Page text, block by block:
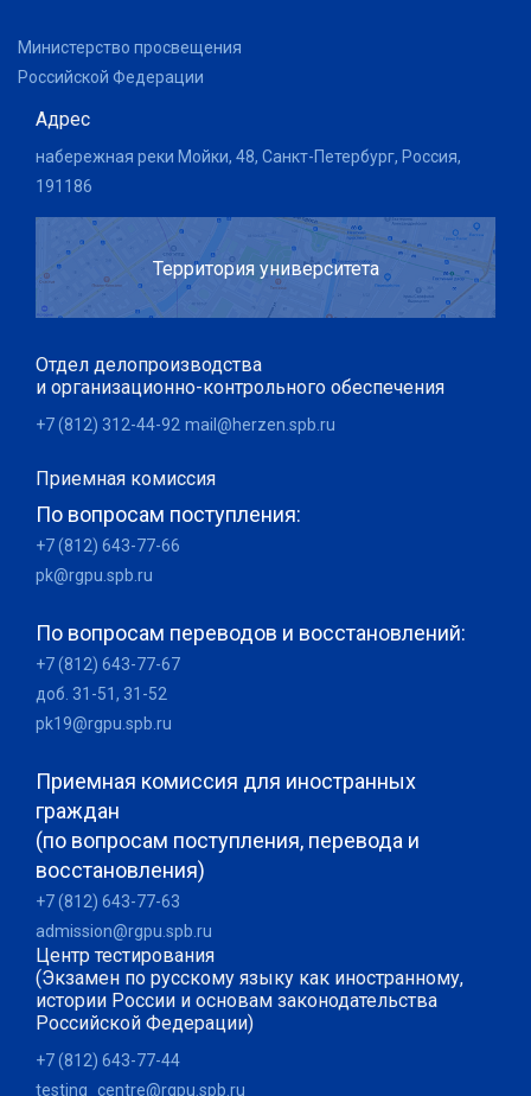
Министерство просвещения
Российской Федерации
Адрес
набережная реки Мойки, 48, Санкт-Петербург, Россия,
191186
Территория университета
Отдел делопроизводства
и организационно-контрольного обеспечения
+7 (812) 312-44-92 mail@herzen.spb.ru
Приемная комиссия
По вопросам поступления:
+7 (812) 643-77-66
pk@rgpu.spb.ru
По вопросам переводов и восстановлений:
+7 (812) 643-77-67
доб. 31-51, 31-52
pk19@rgpu.spb.ru
Приемная комиссия для иностранных
граждан
(по вопросам поступления, перевода и
восстановления)
+7 (812) 643-77-63
admission@rgpu.spb.ru
Центр тестирования
(Экзамен по русскому языку как иностранному,
истории России и основам законодательства
Российской Федерации)
+7 (812) 643-77-44
testing_centre@rgpu.spb.ru